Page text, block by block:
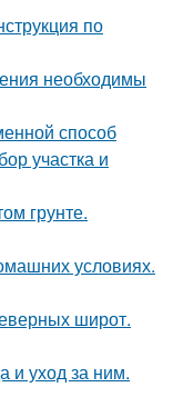
по
необходимы
способ
участка и
грунте.
условиях.
широт.
и уход за ним.